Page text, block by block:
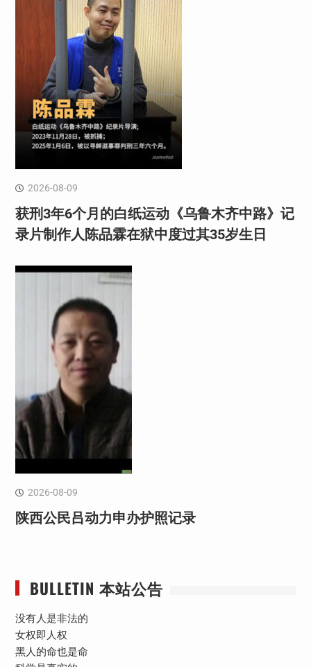
2026-08-09
获刑3年6个月的白纸运动《乌鲁木齐中路》记
录片制作人陈品霖在狱中度过其35岁生日
2026-08-09
陕西公民吕动力申办护照记录
BULLETIN 本站公告
没有人是非法的
女权即人权
黑人的命也是命